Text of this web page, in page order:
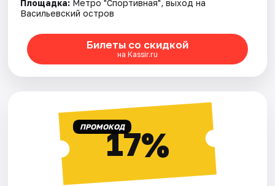
Площадка: Метро "Спортивная", выход на
Васильевский остров
Билеты со скидкой
на Kassir.ru
ПРОМОКОД17%